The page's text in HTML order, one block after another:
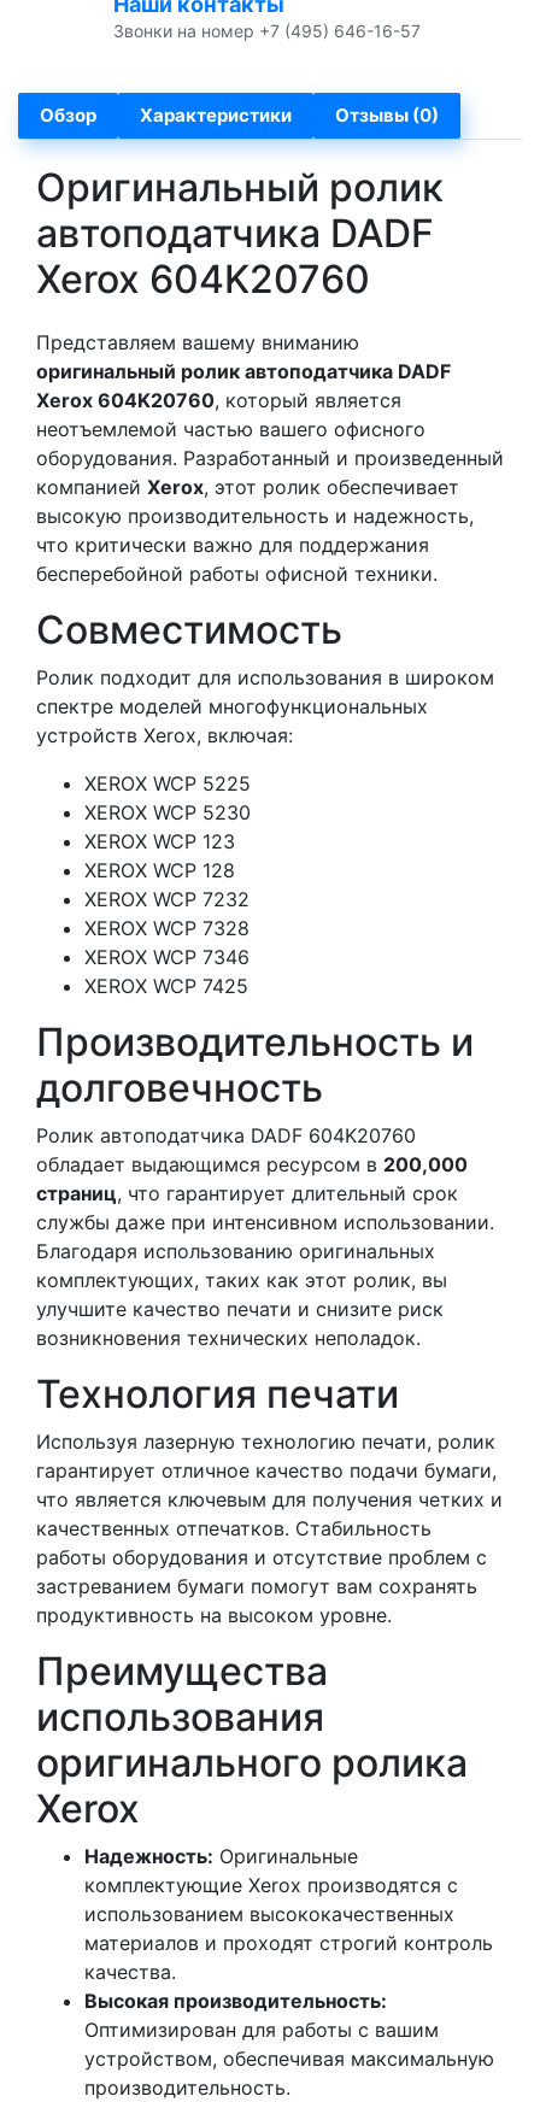
Звонки на номер +7 (495) 646-16-57
Обзор Характеристики Отзывы (0)
Оригинальный ролик
автоподатчика DADF
Xerox 604K20760
Представляем вашему вниманию
оригинальный ролик автоподатчика DADF
Xerox 604K20760, который является
неотъемлемой частью вашего офисного
оборудования. Разработанный и произведенный
компанией Xerox, этот ролик обеспечивает
высокую производительность и надежность,
что критически важно для поддержания
бесперебойной работы офисной техники.
Совместимость
Ролик подходит для использования в широком
спектре моделей многофункциональных
устройств Xerox, включая:
XEROX WCP 5225
XEROX WCP 5230
XEROX WCP 123
XEROX WCP 128
XEROX WCP 7232
XEROX WCP 7328
XEROX WCP 7346
XEROX WCP 7425
Производительность и
долговечность
Ролик автоподатчика DADF 604K20760
обладает выдающимся ресурсом в 200,000
страниц, что гарантирует длительный срок
службы даже при интенсивном использовании.
Благодаря использованию оригинальных
комплектующих, таких как этот ролик, вы
улучшите качество печати и снизите риск
возникновения технических неполадок.
Технология печати
Используя лазерную технологию печати, ролик
гарантирует отличное качество подачи бумаги,
что является ключевым для получения четких и
качественных отпечатков. Стабильность
работы оборудования и отсутствие проблем с
застреванием бумаги помогут вам сохранять
продуктивность на высоком уровне.
Преимущества
использования
оригинального ролика
Xerox
Надежность: Оригинальные
комплектующие Xerox производятся с
использованием высококачественных
материалов и проходят строгий контроль
качества.
Высокая производительность:
Оптимизирован для работы с вашим
устройством, обеспечивая максимальную
производительность.